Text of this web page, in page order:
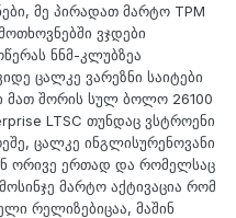
მე პირადათ მარტო TPM
ვჯდები
ნნმ-კლუბზეა
ცალკე ვარეზნი საიტები
მათ შორის სულ ბოლო 26100
LTSC თუნდაც ვსტროენი
ცალკე ინგლისურენოვანი
ორივე ერთად და რომელსაც
მარტო აქტივაცია რომ
რელიზებიცაა, მაშინ